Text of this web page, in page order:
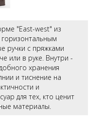
"Еast-west" из
ручки с пряжками
или в руке. Внутри -
хранения
и тиснение на
и
для тех, кто ценит
материалы.